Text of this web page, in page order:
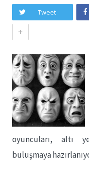
Tweet
+
oyuncuları, altı
buluşmaya